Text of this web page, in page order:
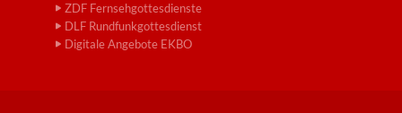
ZDF Fernsehgottesdienste
DLF Rundfunkgottesdienst
Digitale Angebote EKBO